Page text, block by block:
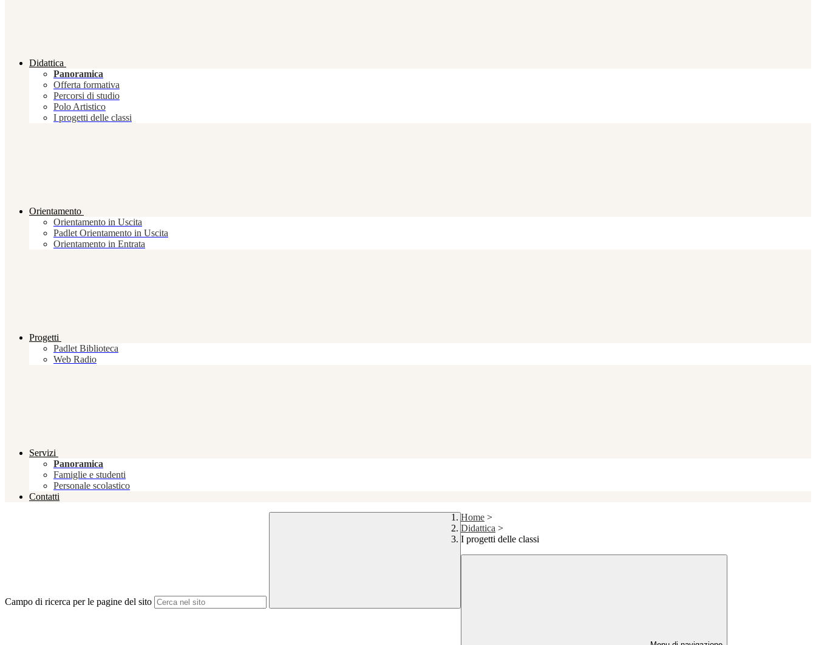
Didattica
Panoramica
Offerta formativa
Percorsi di studio
Polo Artistico
I progetti delle classi
Orientamento
Orientamento in Uscita
Padlet Orientamento in Uscita
Orientamento in Entrata
Progetti
Padlet Biblioteca
Web Radio
Servizi
Panoramica
Famiglie e studenti
Personale scolastico
Contatti
Campo di ricerca per le pagine del sito
Home >
Didattica >
I progetti delle classi